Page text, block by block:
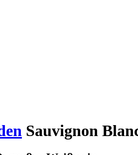
Sauvignon